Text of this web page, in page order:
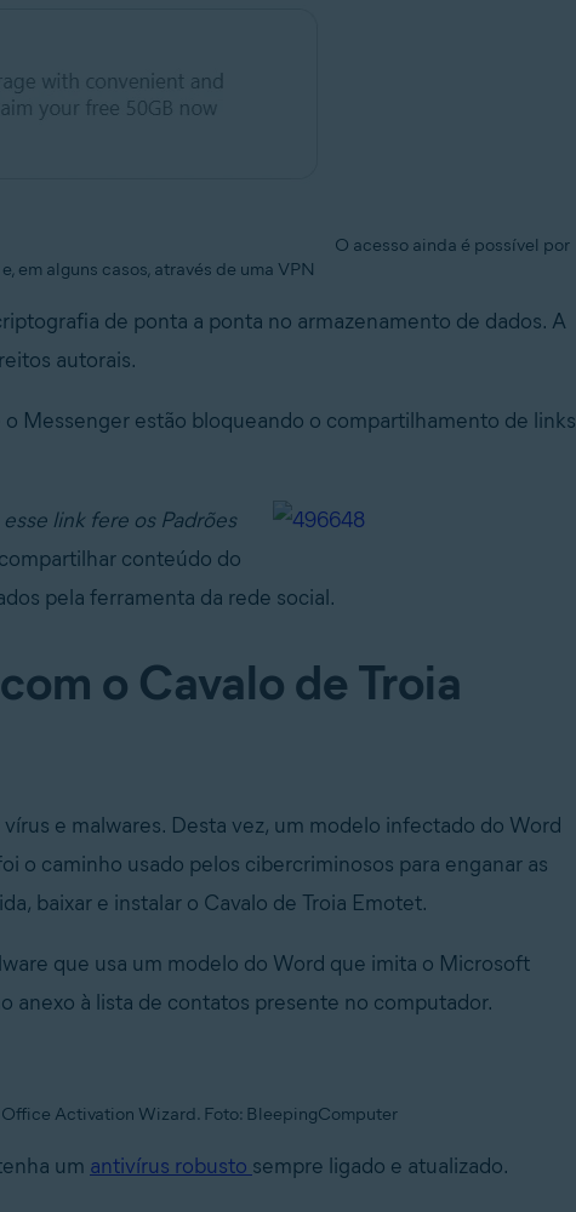
O acesso ainda é possível por
em alguns casos, através de uma VPN
de ponta a ponta no armazenamento de dados. A
autorais.
Messenger estão bloqueando o compartilhamento de links
link fere os Padrões
conteúdo do
pela ferramenta da rede social.
o Cavalo de Troia
e malwares. Desta vez, um modelo infectado do Word
o caminho usado pelos cibercriminosos para enganar as
baixar e instalar o Cavalo de Troia Emotet.
que usa um modelo do Word que imita o Microsoft
à lista de contatos presente no computador.
Activation Wizard. Foto: BleepingComputer
um antivírus robusto sempre ligado e atualizado.